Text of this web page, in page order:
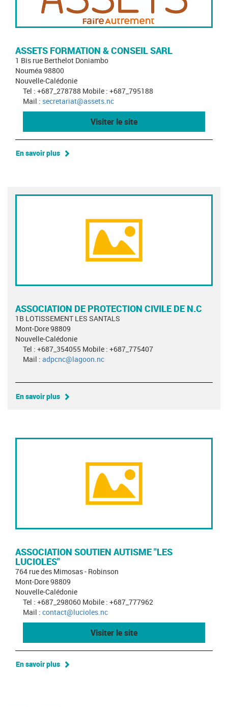
ASSETS FORMATION & CONSEIL SARL
1 Bis rue Berthelot Doniambo
Nouméa 98800
Nouvelle-Calédonie
Tel : +687_278788 Mobile : +687_795188
Mail : secretariat@assets.nc
Visiter le site
En savoir plus
ASSOCIATION DE PROTECTION CIVILE DE N.C
1B LOTISSEMENT LES SANTALS
Mont-Dore 98809
Nouvelle-Calédonie
Tel : +687_354055 Mobile : +687_775407
Mail : adpcnc@lagoon.nc
En savoir plus
ASSOCIATION SOUTIEN AUTISME "LES
LUCIOLES"
764 rue des Mimosas - Robinson
Mont-Dore 98809
Nouvelle-Calédonie
Tel : +687_298060 Mobile : +687_777962
Mail : contact@lucioles.nc
Visiter le site
En savoir plus